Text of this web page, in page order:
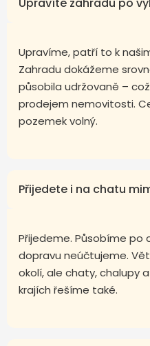
Upravíme, patří to k
Zahradu dokážeme
působila udržovaně –
prodejem nemovitosti.
pozemek volný.
Přijedete i na chatu
Přijedeme. Působíme po
dopravu neúčtujeme.
okolí, ale chaty, chalupy
krajích řešíme také.